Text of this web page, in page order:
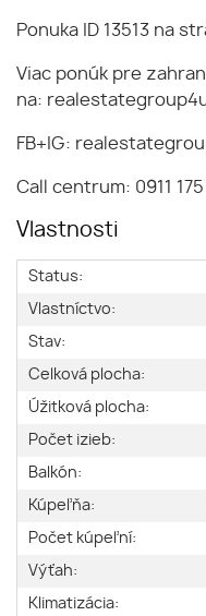
Ponuka ID 13513 na
Viac ponúk pre
na:
FB+IG:
Call centrum: 0911 175
Vlastnosti
Status:
Vlastníctvo:
Stav:
Celková plocha:
Úžitková plocha:
Počet izieb:
Balkón:
Kúpeľňa:
Počet kúpeľní:
Výťah:
Klimatizácia: